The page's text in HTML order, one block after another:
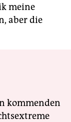
meine
aber die
kommenden